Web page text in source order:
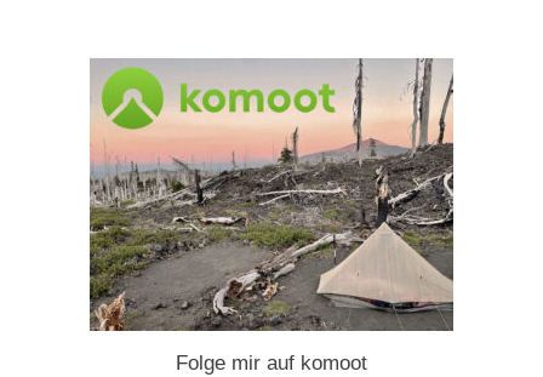
Folge mir auf komoot